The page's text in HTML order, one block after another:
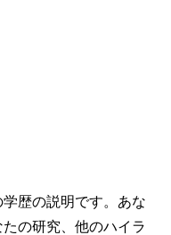
歴の説明です。あな
の研究、他のハイラ